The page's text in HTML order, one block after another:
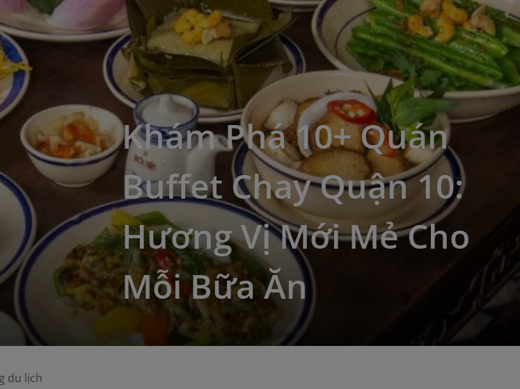
Khám Phá 10+ Quán
Buffet Chay Quận 10:
Hương Vị Mới Mẻ Cho
Mỗi Bữa Ăn
du lịch